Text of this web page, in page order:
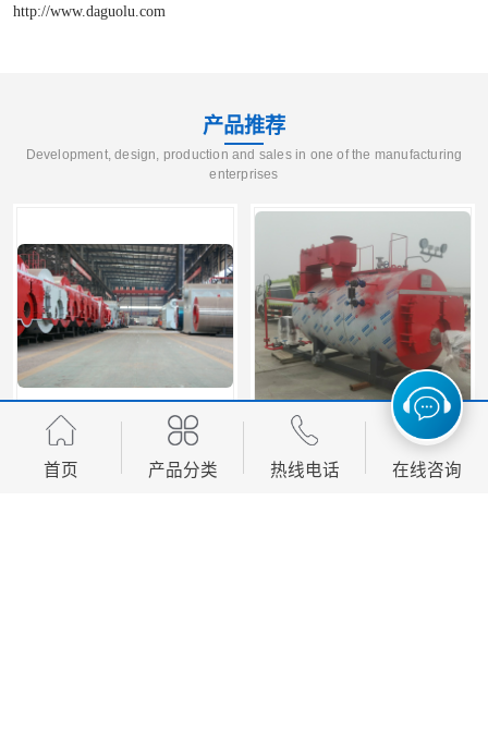
http://www.daguolu.com
产品推荐
Development, design, production and sales in one of the manufacturing
enterprises
医院真空热水锅炉厂家
首页 产品分类 热线电话 在线咨询